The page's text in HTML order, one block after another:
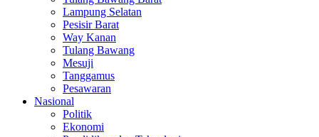
Lampung Selatan
Pesisir Barat
Way Kanan
Tulang Bawang
Mesuji
Tanggamus
Pesawaran
Nasional
Politik
Ekonomi